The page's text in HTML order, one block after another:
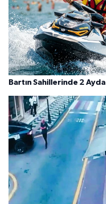
Bartın Sahillerinde 2